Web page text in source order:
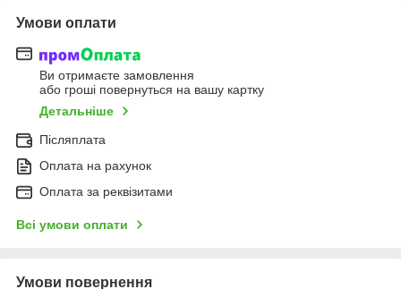
Умови оплати
Ви отримаєте замовлення
або гроші повернуться на вашу картку
Детальніше
Післяплата
Оплата на рахунок
Оплата за реквізитами
Всі умови оплати
Умови повернення